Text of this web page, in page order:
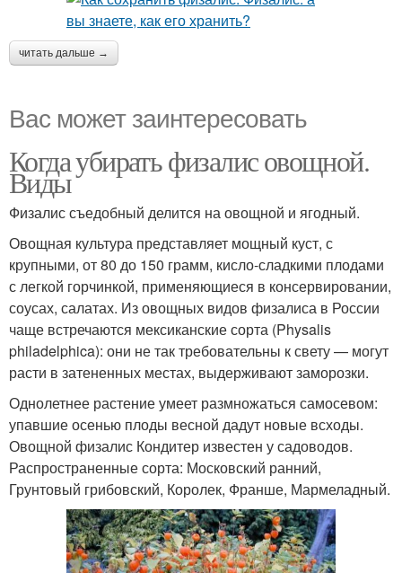
читать дальше →
Вас может заинтересовать
Когда убирать физалис овощной.
Виды
Физалис съедобный делится на овощной и ягодный.
Овощная культура представляет мощный куст, с
крупными, от 80 до 150 грамм, кисло-сладкими плодами
с легкой горчинкой, применяющиеся в консервировании,
соусах, салатах. Из овощных видов физалиса в России
чаще встречаются мексиканские сорта (Physalis
philadelphica): они не так требовательны к свету — могут
расти в затененных местах, выдерживают заморозки.
Однолетнее растение умеет размножаться самосевом:
упавшие осенью плоды весной дадут новые всходы.
Овощной физалис Кондитер известен у садоводов.
Распространенные сорта: Московский ранний,
Грунтовый грибовский, Королек, Франше, Мармеладный.